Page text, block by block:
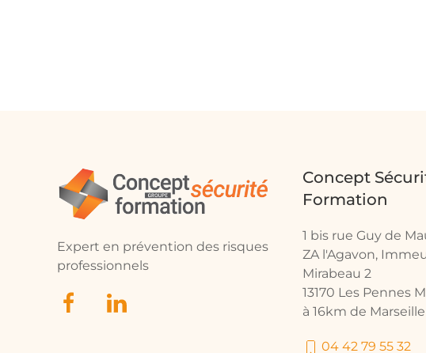
Expert en prévention des risques
professionnels
Concept
Formation
1 bis rue Guy de
ZA l'Agavon,
Mirabeau 2
13170 Les Pennes
à 16km de Marseille
04 42 79 55 32